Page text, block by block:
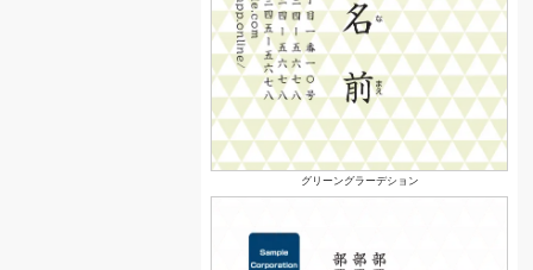
グリーングラーデション